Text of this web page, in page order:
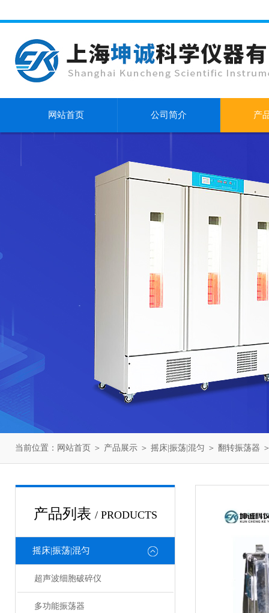
网站首页 公司简介 产
当前位置： 网站首页 ＞ 产品展示 ＞ 摇床|振荡|混匀 ＞ 翻转振荡器
产品列表 / PRODUCTS
摇床|振荡|混匀
超声波细胞破碎仪
多功能振荡器